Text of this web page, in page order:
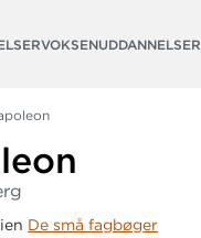
VOKSENUDDANNELSER
De små fagbøger